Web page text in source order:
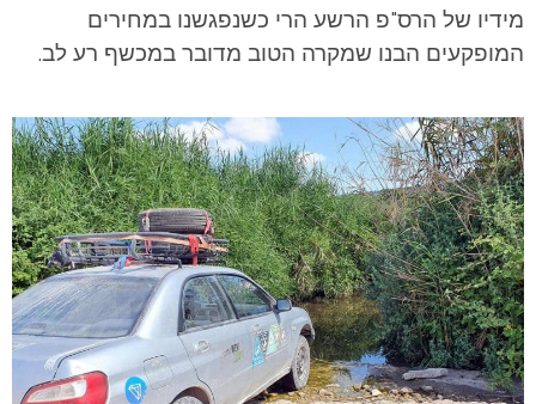
מידיו של הרס"פ הרשע הרי כשנפגשנו במחירים
המופקעים הבנו שמקרה הטוב מדובר במכשף רע לב.